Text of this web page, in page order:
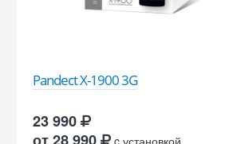
Pandect X-1900 3G
23 990
c установкой